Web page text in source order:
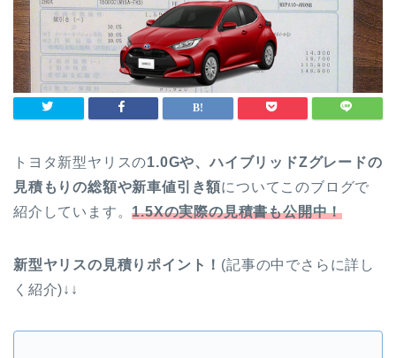
トヨタ新型ヤリスの1.0Gや、ハイブリッドZグレードの
見積もりの総額や新車値引き額についてこのブログで
紹介しています。1.5Xの実際の見積書も公開中！
新型ヤリスの見積りポイント！ (記事の中でさらに詳し
く紹介)↓↓